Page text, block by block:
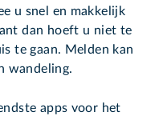
u snel en makkelijk
dan hoeft u niet te
te gaan. Melden kan
wandeling.
apps voor het